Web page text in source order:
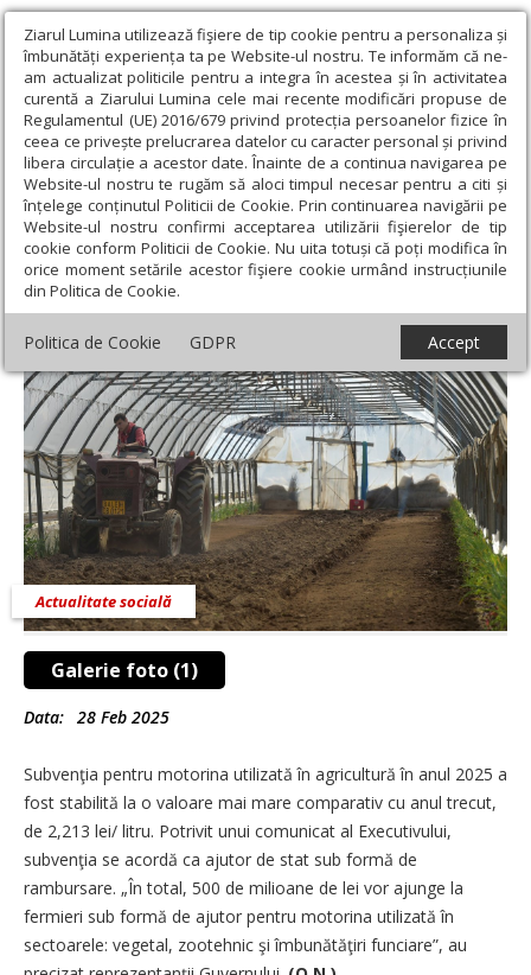
Ziarul Lumina utilizează fişiere de tip cookie pentru a personaliza și
îmbunătăți experiența ta pe Website-ul nostru. Te informăm că ne-
am actualizat politicile pentru a integra în acestea și în activitatea
curentă a Ziarului Lumina cele mai recente modificări propuse de
Regulamentul (UE) 2016/679 privind protecția persoanelor fizice în
ceea ce privește prelucrarea datelor cu caracter personal și privind
libera circulație a acestor date. Înainte de a continua navigarea pe
Website-ul nostru te rugăm să aloci timpul necesar pentru a citi și
înțelege conținutul Politicii de Cookie. Prin continuarea navigării pe
Website-ul nostru confirmi acceptarea utilizării fişierelor de tip
cookie conform Politicii de Cookie. Nu uita totuși că poți modifica în
orice moment setările acestor fişiere cookie urmând instrucțiunile
din Politica de Cookie.
Politica de Cookie GDPR Accept
Ziarul Lumina › Societate › Actualitate socială › Crește
subvenția la motorină
Crește subvenția la motorină
Galerie foto (1)
Actualitate socială
Data: 28 Feb 2025
Subvenţia pentru motorina utilizată în agricultură în anul 2025 a
fost stabilită la o valoare mai mare comparativ cu anul trecut,
de 2,213 lei/ litru. Potrivit unui comunicat al Executivului,
subvenţia se acordă ca ajutor de stat sub formă de
rambursare. „În total, 500 de milioane de lei vor ajunge la
fermieri sub formă de ajutor pentru motorina utilizată în
sectoarele: vegetal, zootehnic şi îmbunătăţiri funciare”, au